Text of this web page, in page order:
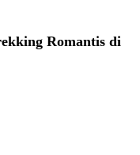
Romantis di